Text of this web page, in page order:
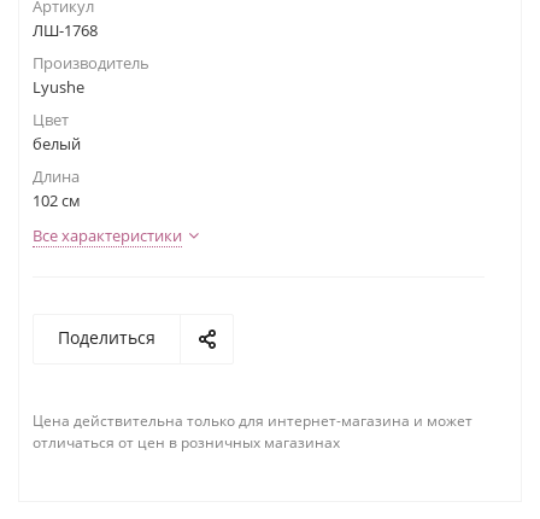
Артикул
ЛШ-1768
Производитель
Lyushe
Цвет
белый
Длина
102 см
Все характеристики
Поделиться
Цена действительна только для интернет-магазина и может
отличаться от цен в розничных магазинах